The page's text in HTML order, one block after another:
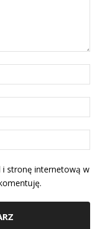
i stronę internetową w